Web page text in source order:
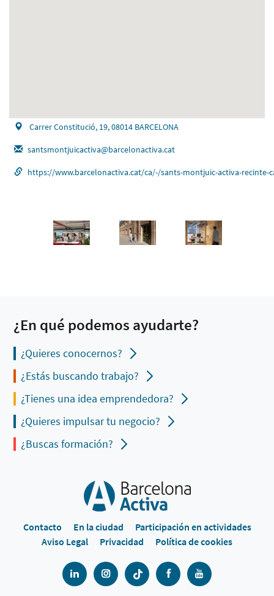
Carrer Constitució, 19, 08014 BARCELONA
santsmontjuicactiva@barcelonactiva.cat
https://www.barcelonactiva.cat/ca/-/sants-montjuic-activa-recinte-
¿En qué podemos ayudarte?
¿Quieres conocernos?
¿Estás buscando trabajo?
¿Tienes una idea emprendedora?
¿Quieres impulsar tu negocio?
¿Buscas formación?
Contacto En la ciudad
Participación en actividades
Aviso Legal
Privacidad Política de cookies